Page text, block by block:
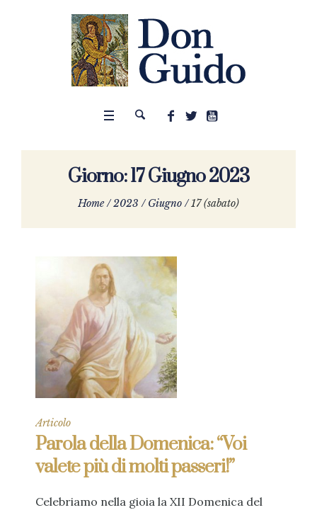
Giorno:17 Giugno 2023
Home /2023 /Giugno /17 (sabato)
Articolo
Parola della Domenica: “Voi
valete più di molti passeri!”
Celebriamo nella gioia la XII Domenica del